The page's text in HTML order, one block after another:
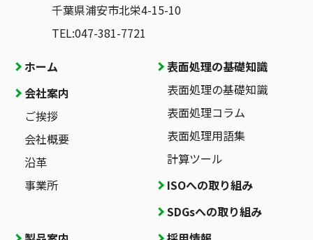
千葉県浦安市北栄4-15-10
TEL:047-381-7721
ホーム
会社案内
ご挨拶
会社概要
沿革
事業所
表面処理の基礎知識
表面処理の基礎知識
表面処理コラム
表面処理用語集
計算ツール
ISOへの取り組み
SDGsへの取り組み